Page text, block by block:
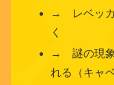
→ レベッカ
く
→ 謎の現象
れる（キャ